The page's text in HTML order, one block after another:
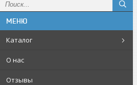
Каталог
О нас
Отзывы